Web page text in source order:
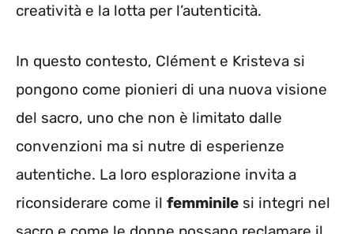
creatività e la lotta per l’autenticità.
In questo contesto, Clément e Kristeva si
pongono come pionieri di una nuova visione
del sacro, uno che non è limitato dalle
convenzioni ma si nutre di esperienze
autentiche. La loro esplorazione invita a
riconsiderare come il femminile si integri nel